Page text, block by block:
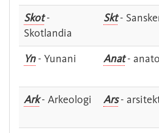
Skot-
Skotlandia
Skt-
Yn- Yunani Anat-
Ark- Arkeologi Ars-